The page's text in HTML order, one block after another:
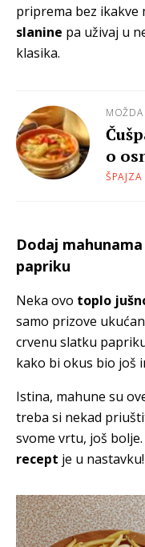
priprema bez ikakve
slanine pa uživaj u
klasika.
o
ŠPAJZA
Dodaj
papriku
Neka ovo toplo
samo prizove
crvenu slatku
kako bi okus bio još
Istina, mahune su
treba si nekad
svome vrtu, još
recept je u nastavku!